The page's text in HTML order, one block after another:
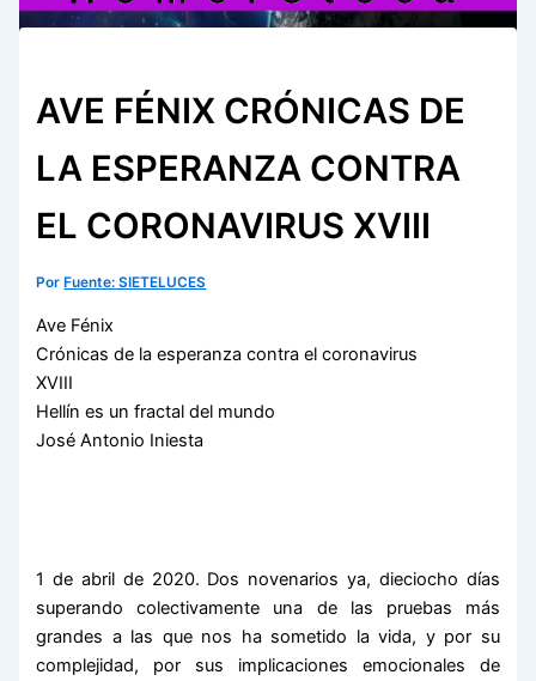
AVE FÉNIX CRÓNICAS DE
LA ESPERANZA CONTRA
EL CORONAVIRUS XVIII
Por Fuente: SIETELUCES
Ave Fénix
Crónicas de la esperanza contra el coronavirus
XVIII
Hellín es un fractal del mundo
José Antonio Iniesta
1 de abril de 2020. Dos novenarios ya, dieciocho días
superando colectivamente una de las pruebas más
grandes a las que nos ha sometido la vida, y por su
complejidad, por sus implicaciones emocionales de